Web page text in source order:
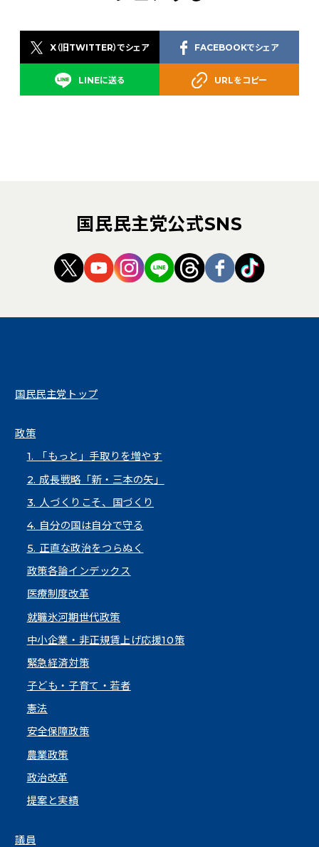
X（旧TWITTER）でシェア
LINEに送る
FACEBOOKでシェア
URLをコピー
国民民主党公式SNS
（新しいタブで開く）
（新しいタブで開く）
（新しいタブで開く）
（新しいタブで開く）
（新しいタブで開
（新しいタブ
（新しい
国民民主党トップ
政策
1. 「もっと」手取りを増やす
2. 成長戦略「新・三本の矢」
3. 人づくりこそ、国づくり
4. 自分の国は自分で守る
5. 正直な政治をつらぬく
政策各論インデックス
医療制度改革
就職氷河期世代政策
中小企業・非正規賃上げ応援10策
緊急経済対策
子ども・子育て・若者
憲法
安全保障政策
農業政策
政治改革
提案と実績
議員